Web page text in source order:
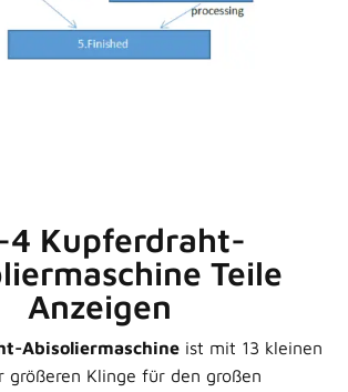
4 Kupferdraht-
Teile
Anzeigen
Abisoliermaschine ist mit 13 kleinen
größeren Klinge für den großen